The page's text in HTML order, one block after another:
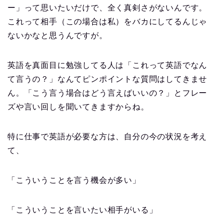
ー」って思いたいだけで、全く真剣さがないんです。
これって相手（この場合は私）をバカにしてるんじゃ
ないかなと思うんですが。
英語を真面目に勉強してる人は「これって英語でなん
て言うの？」なんてピンポイントな質問はしてきませ
ん。「こう言う場合はどう言えばいいの？」とフレー
ズや言い回しを聞いてきますからね。
特に仕事で英語が必要な方は、自分の今の状況を考え
て、
「こういうことを言う機会が多い」
「こういうことを言いたい相手がいる」